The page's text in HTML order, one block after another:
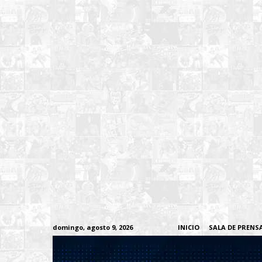
domingo, agosto 9, 2026 INICIO SALA DE